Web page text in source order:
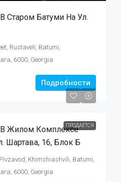
Старом Батуми На Ул.
Rustaveli, Batumi,
6000, Georgia
Подробности
ПРОДАЕТСЯ
В Жилом Комплексе
Шартава, 16, Блок Б
Khimshiashvili, Batumi,
6000, Georgia